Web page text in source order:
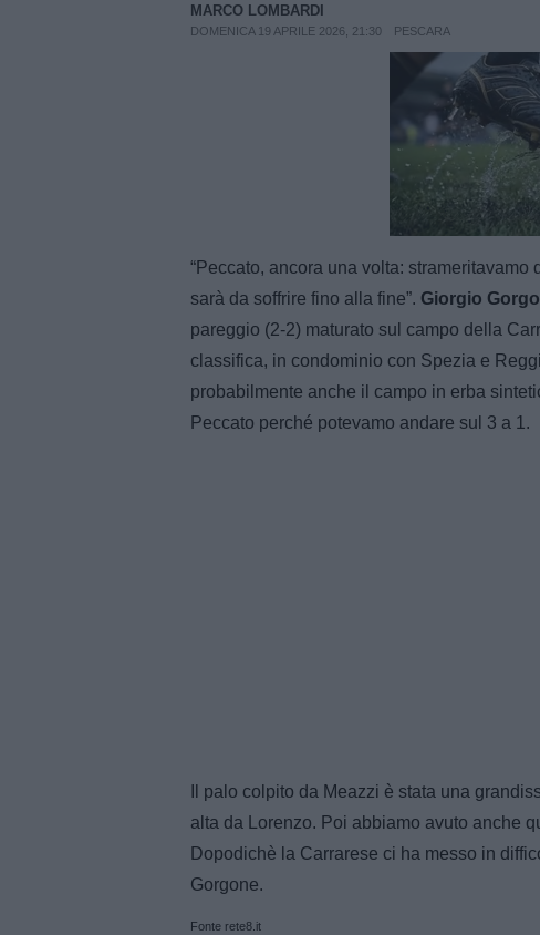
MARCO LOMBARDI
DOMENICA 19 APRILE 2026, 21:30 PESCARA
Unmute
Loaded
“Peccato, ancora una volta:
sarà da soffrire fino alla fine”. Giorgio
pareggio (2-2) maturato sul campo della
classifica, in condominio con Spezia e
probabilmente anche il campo in erba
Peccato perché potevamo andare sul 3 a 1.
Il palo colpito da Meazzi è stata una
alta da Lorenzo. Poi abbiamo avuto anche
Dopodichè la Carrarese ci ha messo in
Gorgone.
Fonte rete8.it